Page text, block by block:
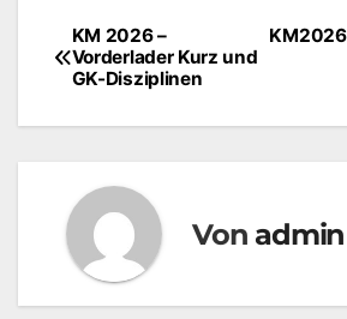
KM 2026 –
Vorderlader Kurz und
GK-Disziplinen
Von admin